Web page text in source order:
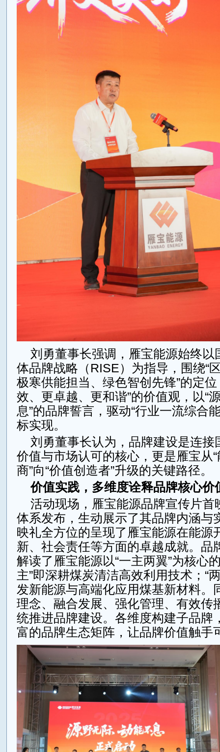
刘勇董事长强调，雁宝能源始终以
体品牌战略（RISE）为指导，围绕“
极寒供能担当、绿色智创先锋”的定位
效、更卓越、更和谐”的价值观，以“
息”的品牌誓言，驱动“行业一流综合
标实现。
刘勇董事长认为，品牌建设是连接
价值与市场认可的核心，更是雁宝从
商”向“价值创造者”升级的关键路径。
价值实践，多维度诠释品牌核心价
活动现场，雁宝能源品牌宣传片首
体系发布，生动展示了其品牌内涵与
映礼全方位的呈现了雁宝能源在能源
新、社会责任等方面的卓越成就。品
解读了雁宝能源以“一主两翼”为核心
主”即深耕煤炭清洁高效利用技术；“
发新能源与高端化应用煤基新材料。
理念、融合发展、强化管理、有效传
统推进品牌建设。各维度构建子品牌
富的品牌生态矩阵，让品牌价值触手